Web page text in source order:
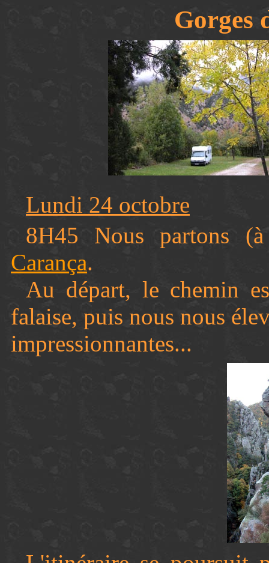
Gorges
Lundi 24 octobre
8H45 Nous partons
Carança.
Au départ, le chemin
falaise, puis nous nous
impressionnantes...